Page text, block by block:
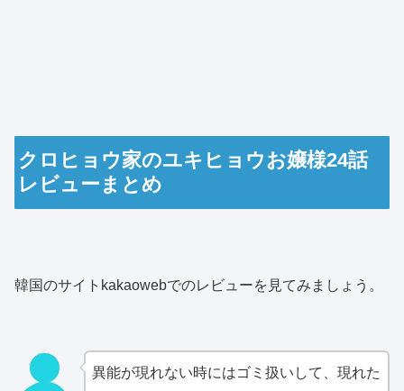
クロヒョウ家のユキヒョウお嬢様24話
レビューまとめ
韓国のサイトkakaowebでのレビューを見てみましょう。
異能が現れない時にはゴミ扱いして、現れた